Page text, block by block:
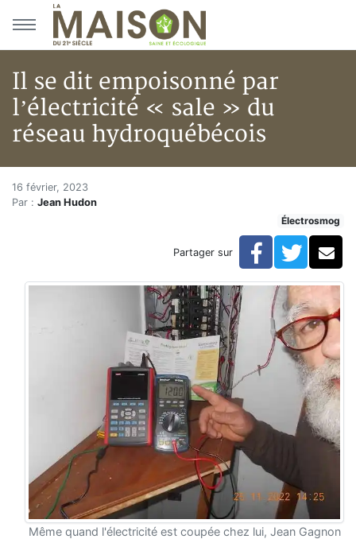
Aller au menu principal
Aller au contenu principal
Il se dit empoisonné par
l’électricité « sale » du
réseau hydroquébécois
Accueil
Articles
Il se dit empoisonné par l’électricité « sale » du
Il se dit empoisonné par
16 février, 2023
Par : Jean Hudon
Électrosmog
Partager sur Facebook
Même quand l'électricité est coupée chez lui, Jean Gagnon